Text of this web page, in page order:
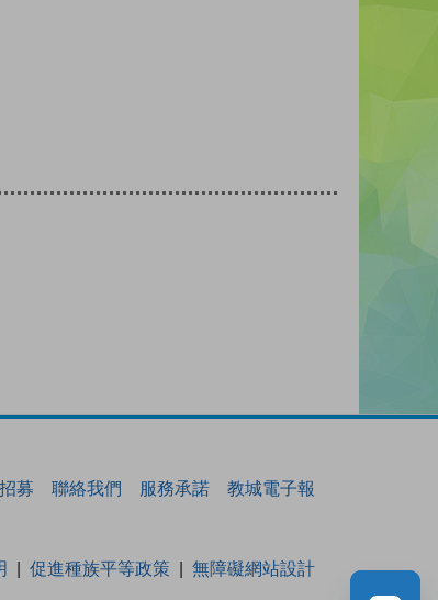
募 聯絡我們 服務承諾 教城電子報
促進種族平等政策 無障礙網站設計